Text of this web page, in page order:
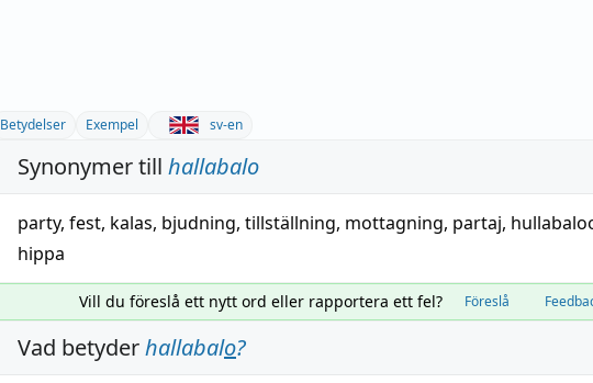
Betydelser Exempel sv-en
Synonymer till hallabalo
party, fest, kalas, bjudning, tillställning, mottagning, partaj,
hippa
Vill du föreslå ett nytt ord eller rapportera ett fel? Föreslå
Vad betyderhallabalo?